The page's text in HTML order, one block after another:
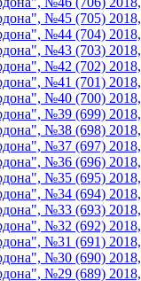
№45 (705)
№44 (704) 2018,
№43 (703) 2018,
№42 (702) 2018,
№41 (701) 2018,
№40 (700) 2018,
№39 (699) 2018,
№38 (698) 2018,
№37 (697) 2018,
№36 (696) 2018,
№35 (695) 2018,
№34 (694) 2018,
№33 (693) 2018,
№32 (692) 2018,
№31 (691) 2018,
№30 (690)
№29 (689)